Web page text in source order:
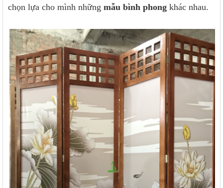
chọn lựa cho mình những mẫu bình phong khác nhau.